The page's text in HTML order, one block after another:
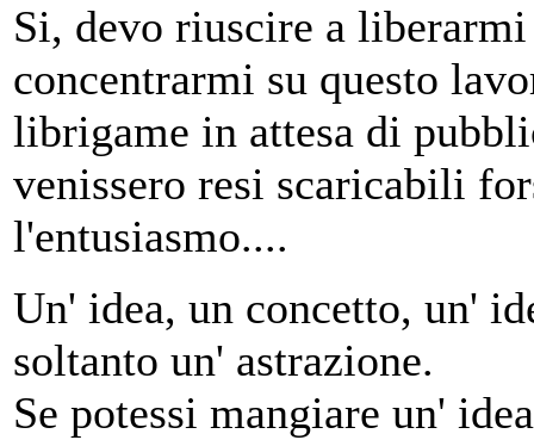
Si, devo riuscire a
concentrarmi su questo
librigame in attesa di
venissero resi scaricabili
l'entusiasmo....
Un' idea, un concetto, un'
soltanto un' astrazione.
Se potessi mangiare un'